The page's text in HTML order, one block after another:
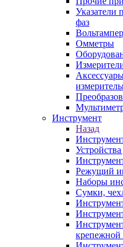
Указатели
фаз
Омметры
Инструмент
Назад
Режущий
Наборы
Сумки,
крепежной